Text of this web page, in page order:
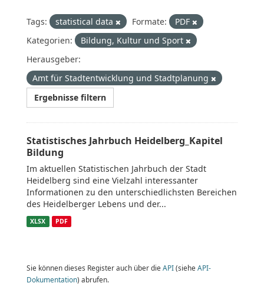
Tags: statistical data Formate:
PDF
Kategorien:
Bildung, Kultur und Sport
Herausgeber:
Amt für Stadtentwicklung und Stadtplanung
Ergebnisse filtern
Statistisches Jahrbuch Heidelberg_Kapitel
Bildung
Im aktuellen Statistischen Jahrbuch der Stadt
Heidelberg sind eine Vielzahl interessanter
Informationen zu den unterschiedlichsten Bereichen
des Heidelberger Lebens und der...
XLSX PDF
Sie können dieses Register auch über die API(siehe API-
Dokumentation) abrufen.